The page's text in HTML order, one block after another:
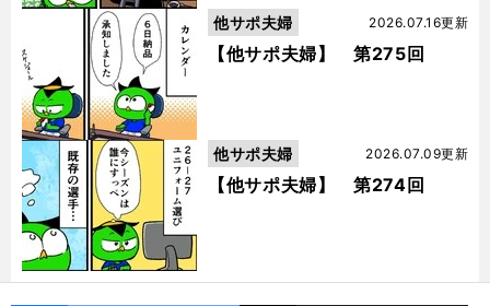
【他サポ夫婦】 第275回
2026.07.16更新
他サポ夫婦
【他サポ夫婦】 第274回
2026.07.09更新
他サポ夫婦